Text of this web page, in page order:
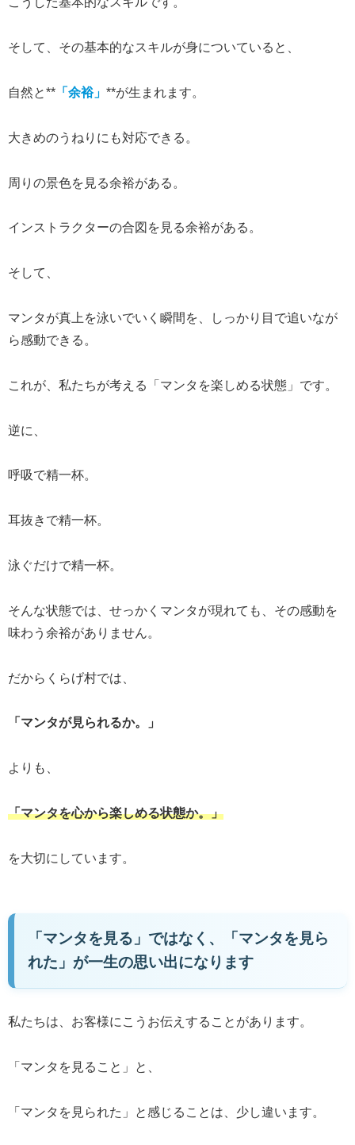
そして、その基本的なスキルが身についていると、
自然と** 「余裕」 **が生まれます。
大きめのうねりにも対応できる。
周りの景色を見る余裕がある。
インストラクターの合図を見る余裕がある。
そして、
マンタが真上を泳いでいく瞬間を、しっかり目で追いなが
ら感動できる。
これが、私たちが考える「マンタを楽しめる状態」です。
逆に、
呼吸で精一杯。
耳抜きで精一杯。
泳ぐだけで精一杯。
そんな状態では、せっかくマンタが現れても、その感動を
味わう余裕がありません。
だからくらげ村では、
「マンタが見られるか。」
よりも、
「マンタを心から楽しめる状態か。」
を大切にしています。
「マンタを見る」ではなく、「マンタを見ら
れた」が一生の思い出になります
私たちは、お客様にこうお伝えすることがあります。
「マンタを見ること」と、
「マンタを見られた」と感じることは、少し違います。